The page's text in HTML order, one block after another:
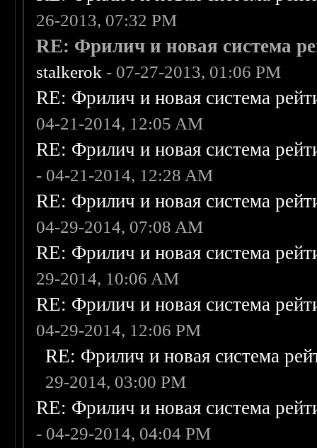
26-2013, 07:32 PM
RE: Фрилич и новая система
stalkerok - 07-27-2013, 01:06 PM
RE: Фрилич и новая система
04-21-2014, 12:05 AM
RE: Фрилич и новая система
- 04-21-2014, 12:28 AM
RE: Фрилич и новая система
04-29-2014, 07:08 AM
RE: Фрилич и новая система
29-2014, 10:06 AM
RE: Фрилич и новая система
04-29-2014, 12:06 PM
RE: Фрилич и новая система
29-2014, 03:00 PM
RE: Фрилич и новая система
- 04-29-2014, 04:04 PM